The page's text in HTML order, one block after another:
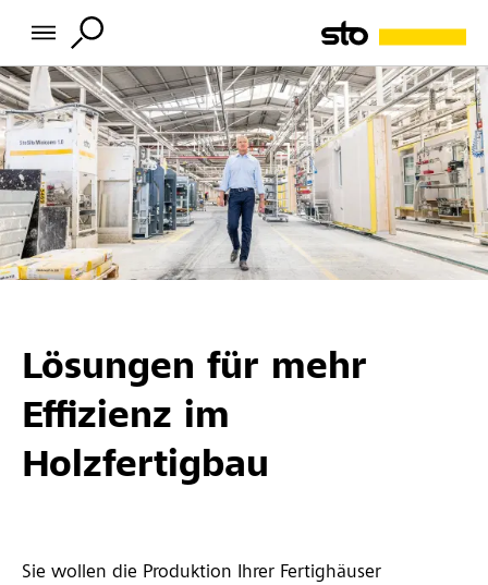
Lösungen für mehr
Effizienz im
Holzfertigbau
Sie wollen die Produktion Ihrer Fertighäuser